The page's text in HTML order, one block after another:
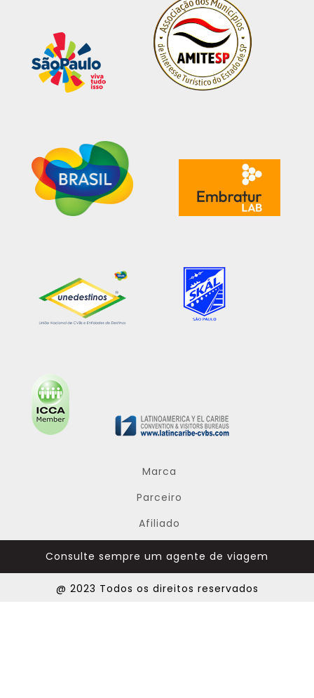
Marca
Parceiro
Afiliado
Consulte sempre um agente de viagem
@ 2023 Todos os direitos reservados